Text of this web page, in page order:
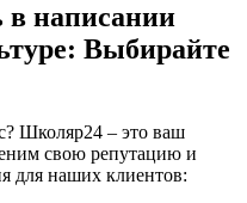
в написании
Выбирайте
Школяр24 – это ваш
свою репутацию и
для наших клиентов: